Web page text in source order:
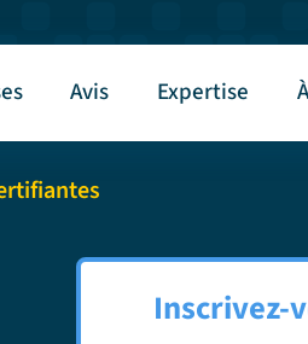
Avis Expertise
Inscrivez-